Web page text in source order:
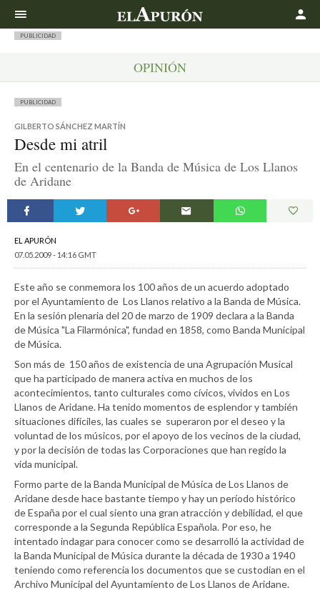
PUBLICIDAD
OPINIÓN
PUBLICIDAD
GILBERTO SÁNCHEZ MARTÍN
Desde mi atril
En el centenario de la Banda de Música de Los Llanos
de Aridane
EL APURÓN
07.05.2009 - 14:16 GMT
Este año se conmemora los 100 años de un acuerdo adoptado
por el Ayuntamiento de Los Llanos relativo a la Banda de Música.
En la sesión plenaria del 20 de marzo de 1909 declara a la Banda
de Música "La Filarmónica", fundad en 1858, como Banda Municipal
de Música.
Son más de 150 años de existencia de una Agrupación Musical
que ha participado de manera activa en muchos de los
acontecimientos, tanto culturales como cívicos, vividos en Los
Llanos de Aridane. Ha tenido momentos de esplendor y también
situaciones difíciles, las cuales se superaron por el deseo y la
voluntad de los músicos, por el apoyo de los vecinos de la ciudad,
y por la decisión de todas las Corporaciones que han regido la
vida municipal.
Formo parte de la Banda Municipal de Música de Los Llanos de
Aridane desde hace bastante tiempo y hay un período histórico
de España por el cual siento una gran atracción y debilidad, el que
corresponde a la Segunda República Española. Por eso, he
intentado indagar para conocer como se desarrolló la actividad de
la Banda Municipal de Música durante la década de 1930 a 1940
teniendo como referencia los documentos que se custodian en el
Archivo Municipal del Ayuntamiento de Los Llanos de Aridane.